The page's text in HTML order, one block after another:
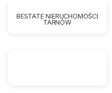
BESTATE NIERUCHOMOŚCI
TARNÓW